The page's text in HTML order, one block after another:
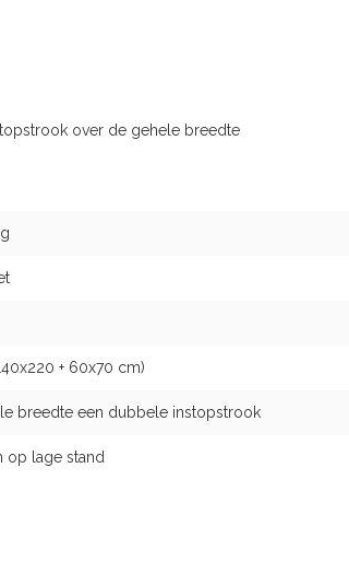
over de gehele breedte
+ 60x70 cm)
breedte een dubbele instopstrook
op lage stand